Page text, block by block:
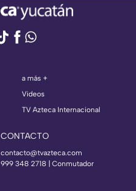
a más +
Videos
TV Azteca Internacional
CONTACTO
contacto@tvazteca.com
999 348 2718 | Conmutador